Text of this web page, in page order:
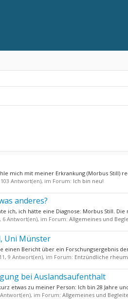
mich mit meiner Erkrankung (Morbus Still)
Antwort(en), im Forum: Ich bin neu!
anderes?
ich, ich hätte eine Diagnose: Morbus Still.
, 6 Antwort(en), im Forum: Allgemeines und
Uni Münster
einen Bericht über ein Forschungsergebnis
, 9 Antwort(en), im Forum: Entzündliche
bei Auslandsaufenthalt
etwas zu meiner Person: Ich bin 28 Jahre
im Forum: Allgemeines und